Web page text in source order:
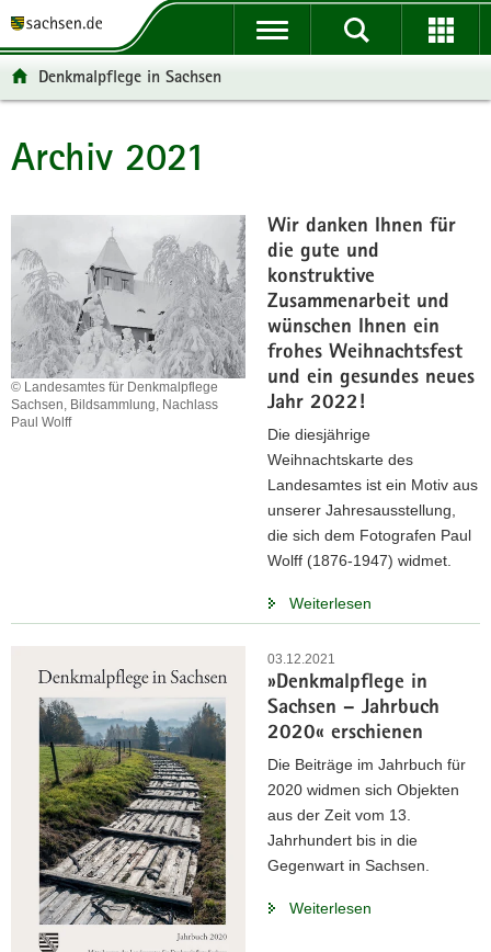
t
ü
e
g
r
e
f
e
n
t
n
v
g
a
t
o
n
p
n
a
t
t
e
n
o
r
m
t
o
t
-
e
e
c
Denkmalpflege in Sachsen
Hauptinhalt
Archiv 2021
Wir danken Ihnen für
die gute und
konstruktive
Zusammenarbeit und
wünschen Ihnen ein
frohes Weihnachtsfest
und ein gesundes neues
Jahr 2022!
© Landesamtes für Denkmalpflege
Sachsen, Bildsammlung, Nachlass
Paul Wolff
Die diesjährige
Weihnachtskarte des
Landesamtes ist ein Motiv aus
unserer Jahresausstellung,
die sich dem Fotografen Paul
Wolff (1876-1947) widmet.
Weiterlesen
03.12.2021
»Denkmalpflege in
Sachsen – Jahrbuch
2020« erschienen
Die Beiträge im Jahrbuch für
2020 widmen sich Objekten
aus der Zeit vom 13.
Jahrhundert bis in die
Gegenwart in Sachsen.
Weiterlesen